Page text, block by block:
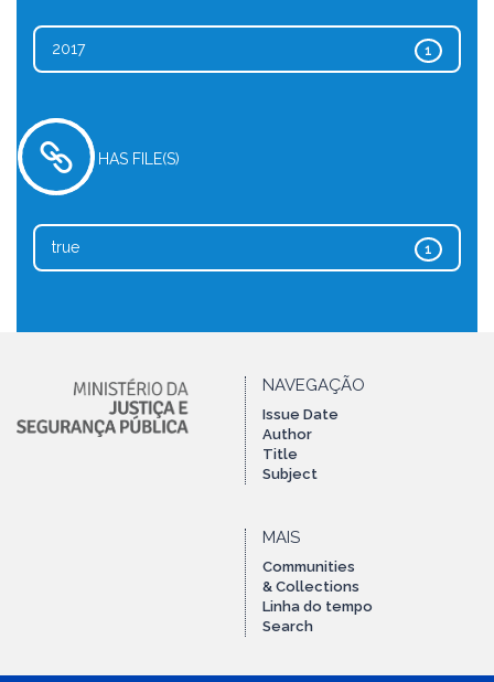
1
2017
HAS FILE(S)
1
true
NAVEGAÇÃO
Issue Date
Author
Title
Subject
MAIS
Communities
& Collections
Linha do tempo
Search